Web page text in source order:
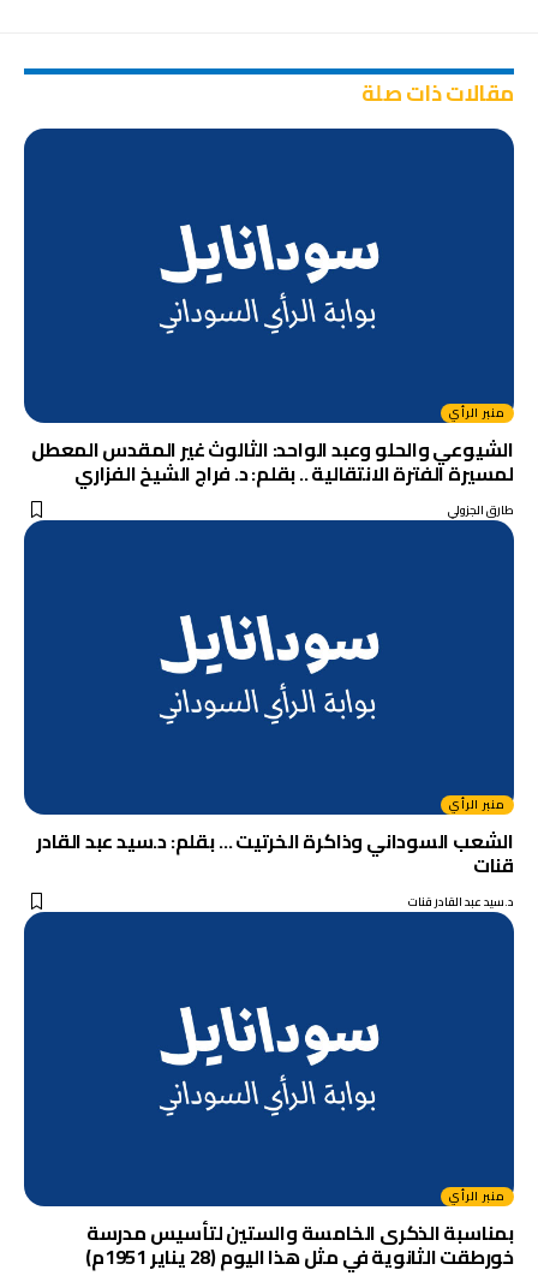
مقالات ذات صلة
منبر الرأي
الشيوعي والحلو وعبد الواحد: الثالوث غير المقدس المعطل
لمسيرة الفترة الانتقالية .. بقلم: د. فراج الشيخ الفزاري
طارق الجزولي
منبر الرأي
الشعب السوداني وذاكرة الخرتيت … بقلم: د.سيد عبد القادر
قنات
د.سيد عبد القادر قنات
منبر الرأي
بمناسبة الذكرى الخامسة والستين لتأسيس مدرسة
خورطقت الثانوية في مثل هذا اليوم (28 يناير 1951م)